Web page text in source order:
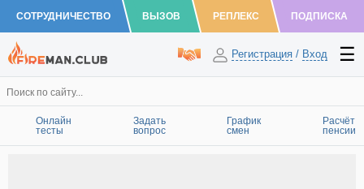
СОТРУДНИЧЕСТВО ВЫЗОВ РЕПЛЕКС ПОДПИСКА
Регистрация / Вход
Онлайн
тесты
Задать
вопрос
График
смен
Расчёт
пенсии